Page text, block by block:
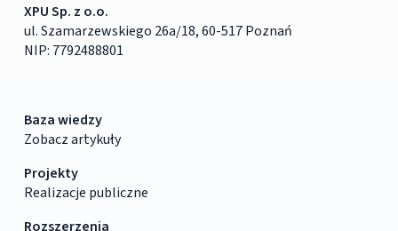
XPU Sp. z o.o.
ul. Szamarzewskiego 26a/18, 60-517 Poznań
NIP: 7792488801
Baza wiedzy
Zobacz artykuły
Projekty
Realizacje publiczne
Rozszerzenia